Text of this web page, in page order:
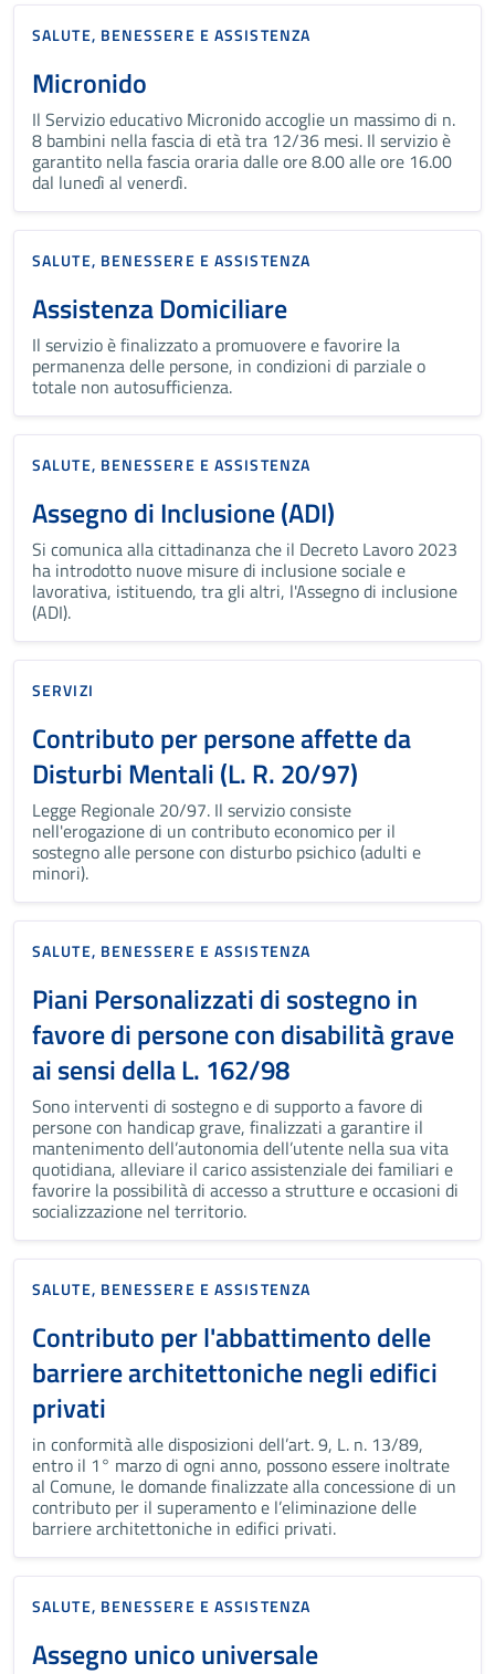
SALUTE, BENESSERE E ASSISTENZA
Micronido
Il Servizio educativo Micronido accoglie un massimo di n.
8 bambini nella fascia di età tra 12/36 mesi. Il servizio è
garantito nella fascia oraria dalle ore 8.00 alle ore 16.00
dal lunedì al venerdì.
SALUTE, BENESSERE E ASSISTENZA
Assistenza Domiciliare
Il servizio è finalizzato a promuovere e favorire la
permanenza delle persone, in condizioni di parziale o
totale non autosufficienza.
SALUTE, BENESSERE E ASSISTENZA
Assegno di Inclusione (ADI)
Si comunica alla cittadinanza che il Decreto Lavoro 2023
ha introdotto nuove misure di inclusione sociale e
lavorativa, istituendo, tra gli altri, l'Assegno di inclusione
(ADI).
SERVIZI
Contributo per persone affette da
Disturbi Mentali (L. R. 20/97)
Legge Regionale 20/97. Il servizio consiste
nell'erogazione di un contributo economico per il
sostegno alle persone con disturbo psichico (adulti e
minori).
SALUTE, BENESSERE E ASSISTENZA
Piani Personalizzati di sostegno in
favore di persone con disabilità grave
ai sensi della L. 162/98
Sono interventi di sostegno e di supporto a favore di
persone con handicap grave, finalizzati a garantire il
mantenimento dell’autonomia dell’utente nella sua vita
quotidiana, alleviare il carico assistenziale dei familiari e
favorire la possibilità di accesso a strutture e occasioni di
socializzazione nel territorio.
SALUTE, BENESSERE E ASSISTENZA
Contributo per l'abbattimento delle
barriere architettoniche negli edifici
privati
in conformità alle disposizioni dell’art. 9, L. n. 13/89,
entro il 1° marzo di ogni anno, possono essere inoltrate
al Comune, le domande finalizzate alla concessione di un
contributo per il superamento e l’eliminazione delle
barriere architettoniche in edifici privati.
SALUTE, BENESSERE E ASSISTENZA
Assegno unico universale